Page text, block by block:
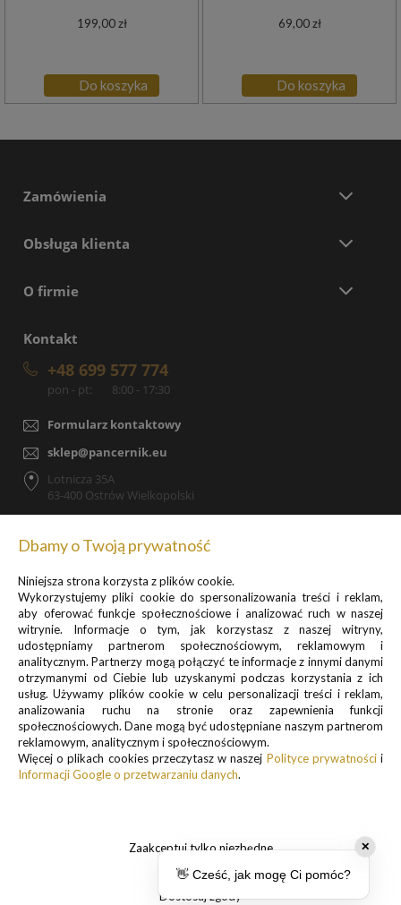
199,00 zł
Do koszyka
69,00 zł
Do koszyka
Zamówienia
Obsługa klienta
O firmie
Kontakt
+48 699 577 774
pon - pt: 8:00 - 17:30
Formularz kontaktowy
sklep@pancernik.eu
Lotnicza 35A
63-400 Ostrów Wielkopolski
Zapisz się do newslettera, by otrzymywać informacje o
promocjach i nowościach
Informacje o przetwarzaniu danych osobowych znajdują się w pkt.
1 i 3
Polityki prywatności
.
✕
👋 Cześć, jak mogę Ci pomóc?
Dbamy o Twoją prywatność
Niniejsza strona korzysta z plików cookie.
Wykorzystujemy pliki cookie do spersonalizowania treści i reklam,
aby oferować funkcje społecznościowe i analizować ruch w naszej
witrynie. Informacje o tym, jak korzystasz z naszej witryny,
udostępniamy partnerom społecznościowym, reklamowym i
analitycznym. Partnerzy mogą połączyć te informacje z innymi danymi
otrzymanymi od Ciebie lub uzyskanymi podczas korzystania z ich
usług. Używamy plików cookie w celu personalizacji treści i reklam,
analizowania ruchu na stronie oraz zapewnienia funkcji
społecznościowych. Dane mogą być udostępniane naszym partnerom
reklamowym, analitycznym i społecznościowym.
Więcej o plikach cookies przeczytasz w naszej Polityce prywatnościi
Informacji Google o przetwarzaniu danych.
Zaakceptuj tylko niezbędne
Dostosuj zgody